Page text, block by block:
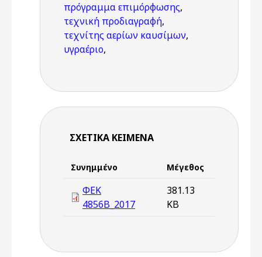
πρόγραμμα επιμόρφωσης,
τεχνική προδιαγραφή,
τεχνίτης αερίων καυσίμων,
υγραέριο,
ΣΧΕΤΙΚΆ ΚΕΊΜΕΝΑ
Συνημμένο Μέγεθος
ΦΕΚ
4856Β_2017
381.13
KB